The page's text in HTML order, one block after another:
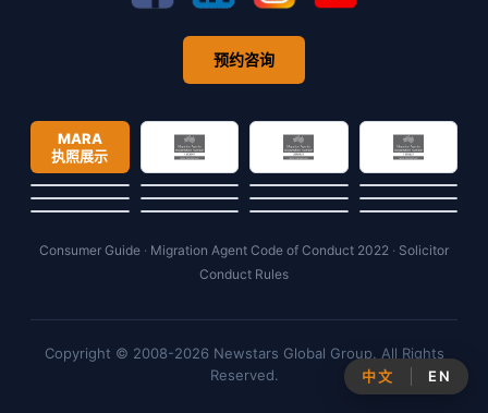
预约咨询
MARA
执照展示
Consumer Guide · Migration Agent Code of Conduct 2022 · Solicitor
Conduct Rules
Copyright © 2008-2026 Newstars Global Group. All Rights
Reserved.
中文 EN